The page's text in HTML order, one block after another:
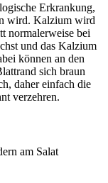
Erkrankung,
wird. Kalzium wird
normalerweise bei
und das Kalzium
können an den
sich braun
daher einfach die
verzehren.
am Salat